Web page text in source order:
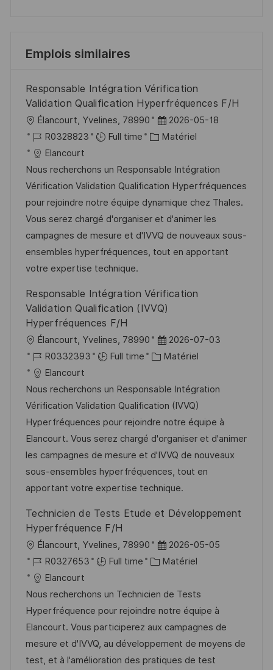
Emplois similaires
Responsable Intégration Vérification
Validation Qualification Hyperfréquences F/H
o
c
a
l
i
s
a
t
i
n
Élancourt, Yvelines, 78990
D
a
e
d
’
a
f
f
h
g
2026-05-18
R
é
f
é
r
e
n
c
e
u
p
o
s
t
R0328823 Full time
C
t
é
g
o
r
Matériel
Elancourt
Nous recherchons un Responsable Intégration
Vérification Validation Qualification Hyperfréquences
pour rejoindre notre équipe dynamique chez Thales.
Vous serez chargé d'organiser et d'animer les
campagnes de mesure et d'IVVQ de nouveaux sous-
ensembles hyperfréquences, tout en apportant
votre expertise technique.
Responsable Intégration Vérification
Validation Qualification (IVVQ)
Hyperfréquences F/H
o
c
a
l
i
s
a
t
i
n
Élancourt, Yvelines, 78990
D
a
e
d
’
a
f
f
i
h
g
2026-07-03
R
é
f
é
r
e
n
c
e
u
p
s
t
R0332393 Full time
C
t
é
g
o
r
i
e
Matériel
Elancourt
Nous recherchons un Responsable Intégration
Vérification Validation Qualification (IVVQ)
Hyperfréquences pour rejoindre notre équipe à
Elancourt. Vous serez chargé d'organiser et d'animer
les campagnes de mesure et d'IVVQ de nouveaux
sous-ensembles hyperfréquences, tout en
apportant votre expertise technique.
Technicien de Tests Etude et Développement
Hyperfréquence F/H
o
c
a
l
i
s
a
Élancourt, Yvelines, 78990
D
a
e
d
’
a
f
2026-05-05
R
é
f
é
r
e
n
R0327653 Full time
C
t
é
g
o
r
Matériel
Elancourt
Nous recherchons un Technicien de Tests
Hyperfréquence pour rejoindre notre équipe à
Elancourt. Vous participerez aux campagnes de
mesure et d'IVVQ, au développement de moyens de
test, et à l'amélioration des pratiques de test